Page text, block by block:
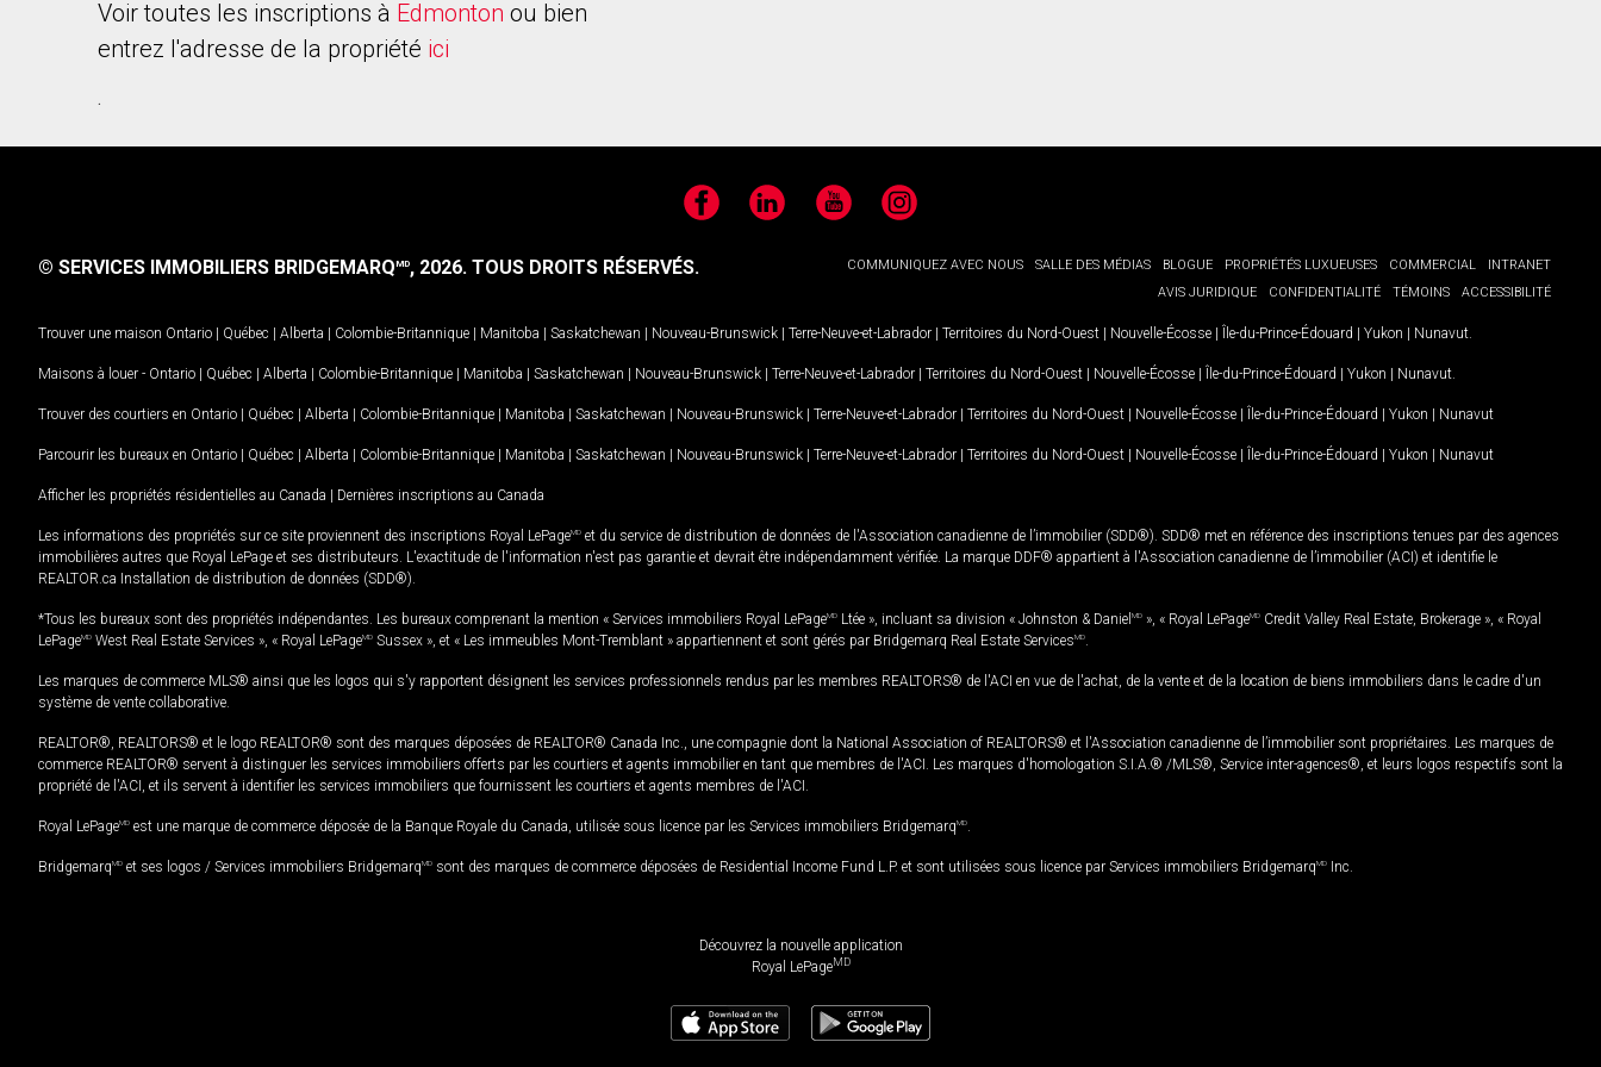
Voir toutes les inscriptions à Edmonton ou bien
entrez l'adresse de la propriété ici
.
FacebookLinkedIn YouTubeInstagram
COMMUNIQUEZ AVEC NOUS SALLE DES MÉDIAS BLOGUE PROPRIÉTÉS LUXUEUSES COMMERCIAL
INTRANET
AVIS JURIDIQUE
CONFIDENTIALITÉ TÉMOINS ACCESSIBILITÉ
© SERVICES IMMOBILIERS BRIDGEMARQMD, 2026. TOUS DROITS RÉSERVÉS.
Trouver une maison Ontario | Québec | Alberta | Colombie-Britannique | Manitoba | Saskatchewan | Nouveau-Brunswick | Terre-Neuve-et-Labrador | Territoires du Nord-Ouest | Nouvelle-Écosse | Île-du-Prince-Édouard | Yukon | Nunavut
Maisons à louer - Ontario | Québec | Alberta | Colombie-Britannique | Manitoba | Saskatchewan | Nouveau-Brunswick | Terre-Neuve-et-Labrador | Territoires du Nord-Ouest | Nouvelle-Écosse | Île-du-Prince-Édouard | Yukon | Nunavut
Trouver des courtiers en Ontario | Québec | Alberta | Colombie-Britannique | Manitoba | Saskatchewan | Nouveau-Brunswick | Terre-Neuve-et-Labrador | Territoires du Nord-Ouest | Nouvelle-Écosse | Île-du-Prince-Édouard | Yukon | Nunavut
Parcourir les bureaux en Ontario | Québec | Alberta | Colombie-Britannique | Manitoba | Saskatchewan | Nouveau-Brunswick | Terre-Neuve-et-Labrador | Territoires du Nord-Ouest | Nouvelle-Écosse | Île-du-Prince-Édouard | Yukon | Nunavut
Afficher les propriétés résidentielles au Canada | Dernières inscriptions au Canada
Les informations des propriétés sur ce site proviennent des inscriptions Royal LePageMD et du service de distribution de données de l'Association canadienne de l’immobilier (SDD®). SDD® met en référence des inscriptions tenues par des agences
immobilières autres que Royal LePage et ses distributeurs. L'exactitude de l'information n'est pas garantie et devrait être indépendamment vérifiée. La marque DDF® appartient à l'Association canadienne de l’immobilier (ACI) et identifie le
REALTOR.ca Installation de distribution de données (SDD®).
*Tous les bureaux sont des propriétés indépendantes. Les bureaux comprenant la mention « Services immobiliers Royal LePageMD Ltée », incluant sa division « Johnston & Daniel MD », « Royal LePageMD Credit Valley Real Estate, Brokerage », « Royal
LePageMD West Real Estate Services », « Royal LePageMD Sussex », et « Les immeubles Mont-Tremblant » appartiennent et sont gérés par Bridgemarq Real Estate ServicesMD
Les marques de commerce MLS® ainsi que les logos qui s'y rapportent désignent les services professionnels rendus par les membres REALTORS® de l'ACI en vue de l'achat, de la vente et de la location de biens immobiliers dans le cadre d'un
système de vente collaborative.
REALTOR®, REALTORS® et le logo REALTOR® sont des marques déposées de REALTOR® Canada Inc., une compagnie dont la National Association of REALTORS® et l'Association canadienne de l’immobilier sont propriétaires. Les marques de
commerce REALTOR® servent à distinguer les services immobiliers offerts par les courtiers et agents immobilier en tant que membres de l'ACI. Les marques d'homologation S.I.A.® /MLS®, Service inter-agences®, et leurs logos respectifs sont la
propriété de l'ACI, et ils servent à identifier les services immobiliers que fournissent les courtiers et agents membres de l'ACI.
Royal LePageMD est une marque de commerce déposée de la Banque Royale du Canada, utilisée sous licence par les Services immobiliers BridgemarqMD
BridgemarqMD et ses logos / Services immobiliers BridgemarqMD sont des marques de commerce déposées de Residential Income Fund L.P. et sont utilisées sous licence par Services immobiliers BridgemarqMD Inc.
Découvrez la nouvelle application
Royal LePageMD